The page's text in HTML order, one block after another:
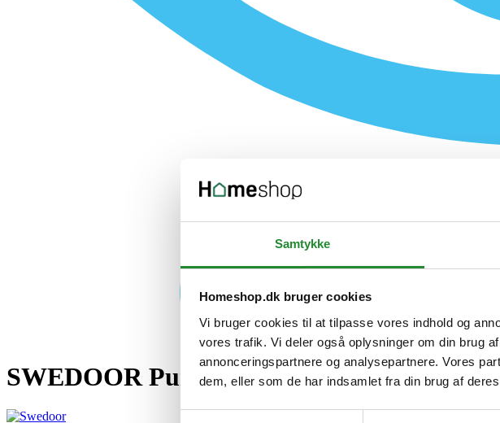
Samtykke
Homeshop.dk bruger cookies
Vi bruger cookies til at tilpasse vores indhold og
vores trafik. Vi deler også oplysninger om din brug
annonceringspartnere og analysepartnere. Vores
dem, eller som de har indsamlet fra din brug af
SWEDOOR Purity gw3L hvid rammedør